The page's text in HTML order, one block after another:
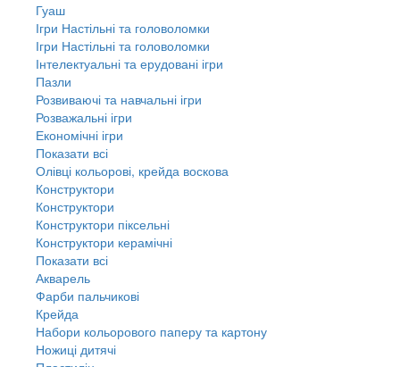
Гуаш
Ігри Настільні та головоломки
Ігри Настільні та головоломки
Інтелектуальні та ерудовані ігри
Пазли
Розвиваючі та навчальні ігри
Розважальні ігри
Економічні ігри
Показати всі
Олівці кольорові, крейда воскова
Конструктори
Конструктори
Конструктори піксельні
Конструктори керамічні
Показати всі
Акварель
Фарби пальчикові
Крейда
Набори кольорового паперу та картону
Ножиці дитячі